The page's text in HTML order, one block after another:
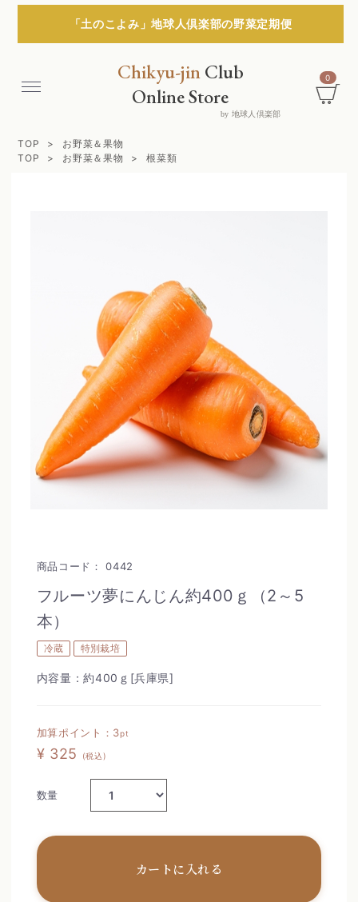
Menu
「土のこよみ」地球人倶楽部の野菜定期便
Chikyu-jinClub
Online Store
by 地球人倶楽部
0
TOP
お野菜＆果物
TOP
お野菜＆果物 根菜類
商品コード：0442
フルーツ夢にんじん約400ｇ（2～5
本）
冷蔵 特別栽培
内容量：約400ｇ[兵庫県]
加算ポイント： 3pt
¥ 325 (税込)
数量
カートに入れる